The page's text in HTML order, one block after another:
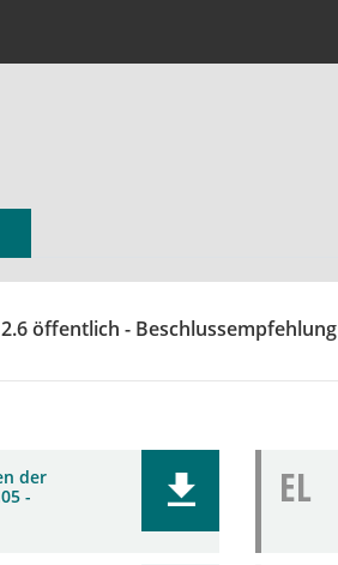
öffentlich - Beschlussempfehlung
der
-
EL